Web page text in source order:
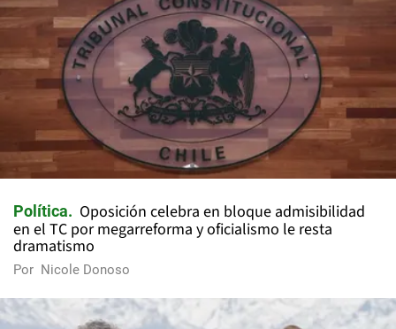
Política
Oposición celebra en bloque admisibilidad
en el TC por megarreforma y oficialismo le resta
dramatismo
Por Nicole Donoso